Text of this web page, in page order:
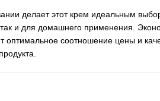
делает этот крем идеальным
и для домашнего применения.
оптимальное соотношение цены и